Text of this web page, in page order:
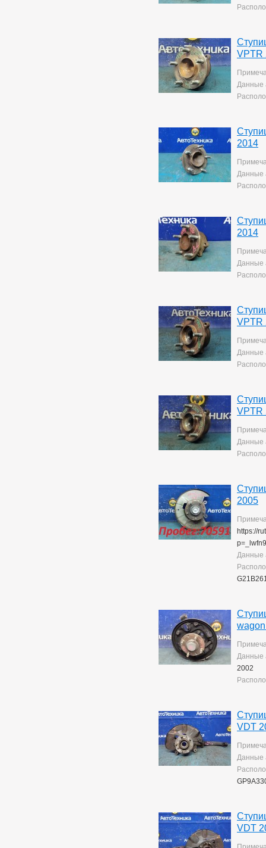
VPTR
Данные
2014
Данные
2014
Данные
VPTR
Данные
VPTR
Данные
2005
https://
Данные
Данные
2002
VDT
Данные
VDT